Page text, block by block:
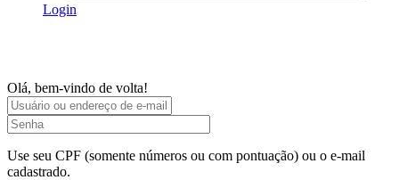
Login
Olá, bem-vindo de volta!
Use seu CPF (somente números ou com pontuação) ou o e-mail
cadastrado.